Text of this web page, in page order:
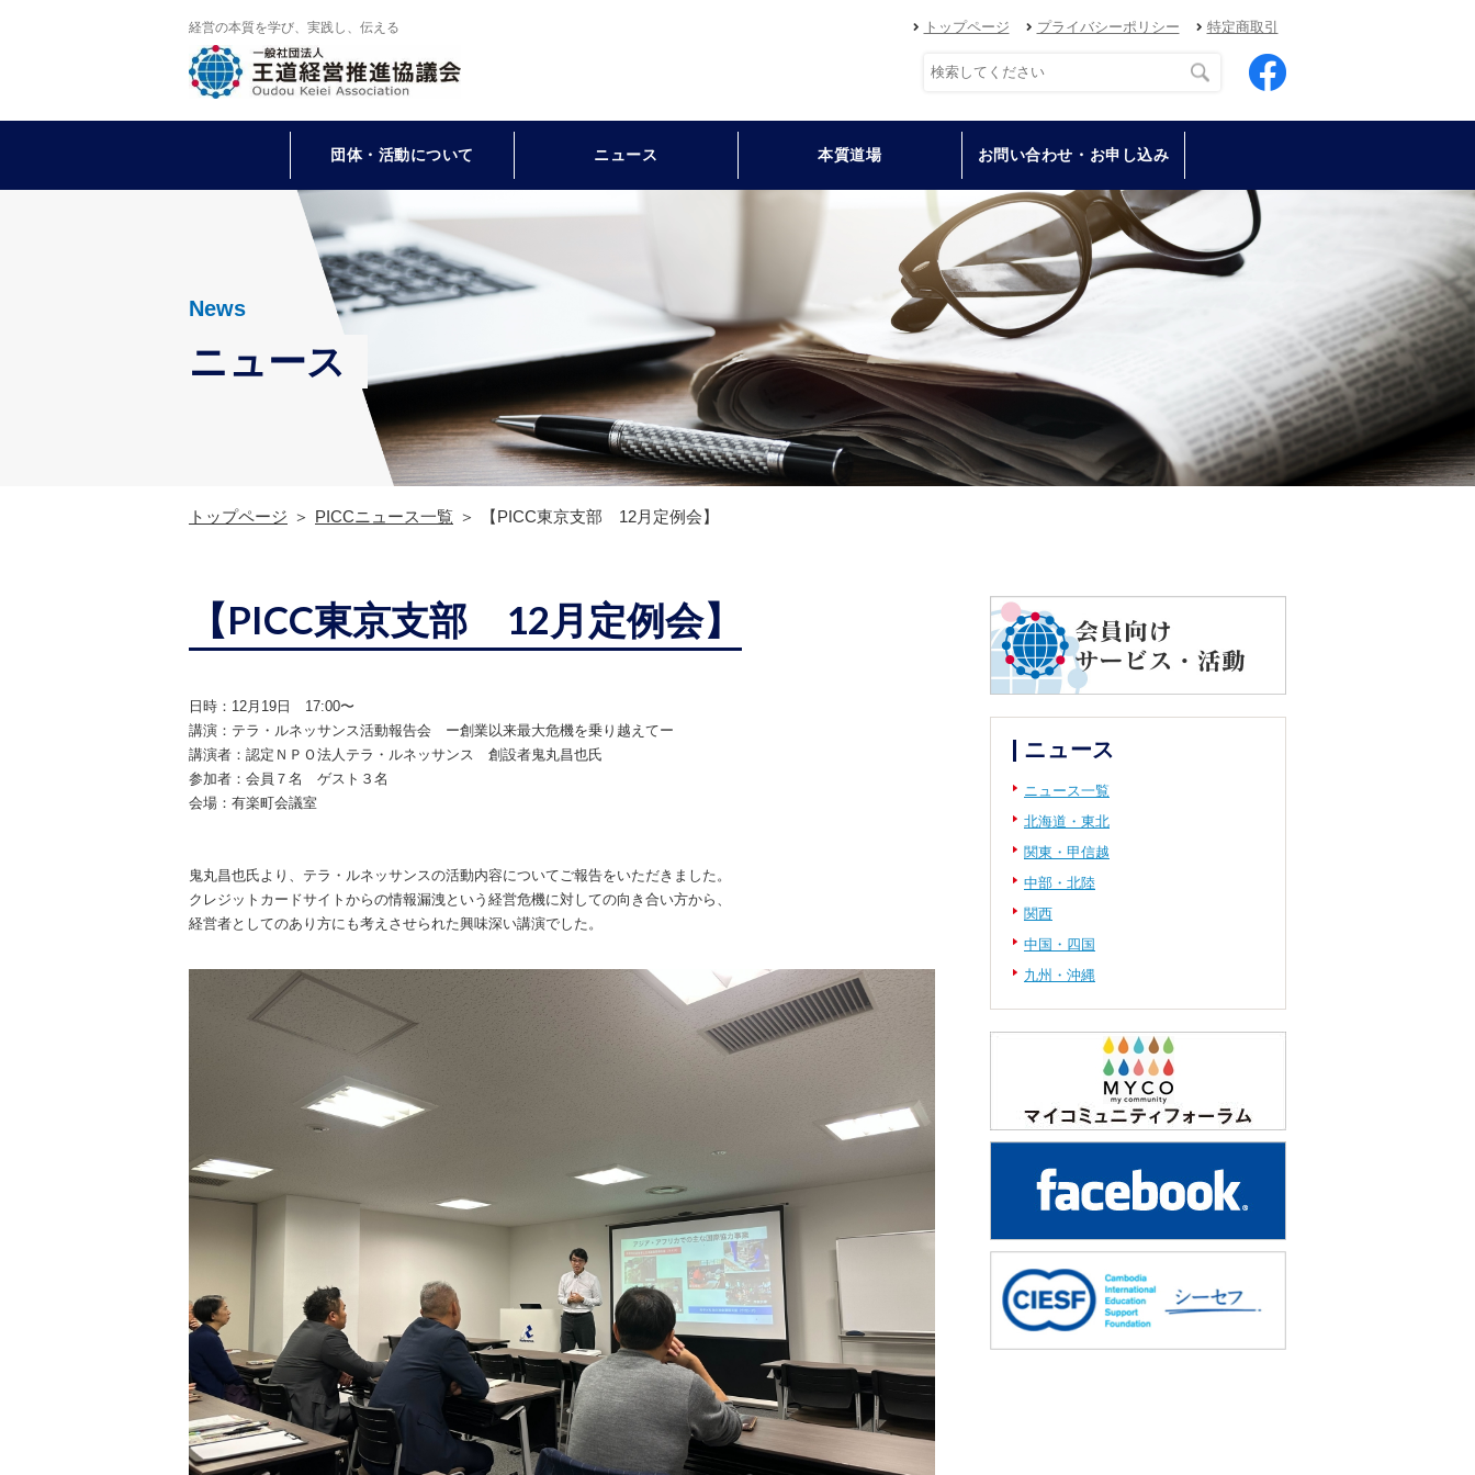
経営の本質を学び、実践し、伝える トップページ プライバシーポリシー 特定商取引
団体・活動について ニュース 本質道場 お問い合わせ・お申し込み
News
ニュース
トップページ PICCニュース一覧 【PICC東京支部 12月定例会】
【PICC東京支部 12月定例会】
日時：12月19日 17:00〜
講演： テラ・ルネッサンス活動報告会 ー創業以来最大危機を乗り越えてー
講演者： 認定ＮＰＯ法人テラ・ルネッサンス 創設者鬼丸昌也氏
参加者： 会員７名 ゲスト３名
会場： 有楽町会議室
鬼丸昌也氏より、テラ・ルネッサンスの活動内容についてご報告をいただきました。
クレジットカードサイトからの情報漏洩という経営危機に対しての向き合い方から、
経営者としてのあり方にも考えさせられた興味深い講演でした。
ニュース
ニュース一覧
北海道・東北
関東・甲信越
中部・北陸
関西
中国・四国
九州・沖縄